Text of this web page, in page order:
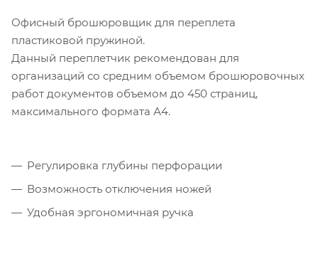
Офисный брошюровщик для переплета
пластиковой пружиной.
Данный переплетчик рекомендован для
организаций со средним объемом брошюровочных
работ документов объемом до 450 страниц,
максимального формата А4.
Регулировка глубины перфорации
Возможность отключения ножей
Удобная эргономичная ручка